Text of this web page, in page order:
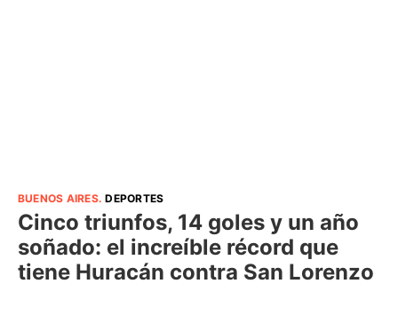
BUENOS AIRES.DEPORTES
Cinco triunfos, 14 goles y un año
soñado: el increíble récord que
tiene Huracán contra San Lorenzo